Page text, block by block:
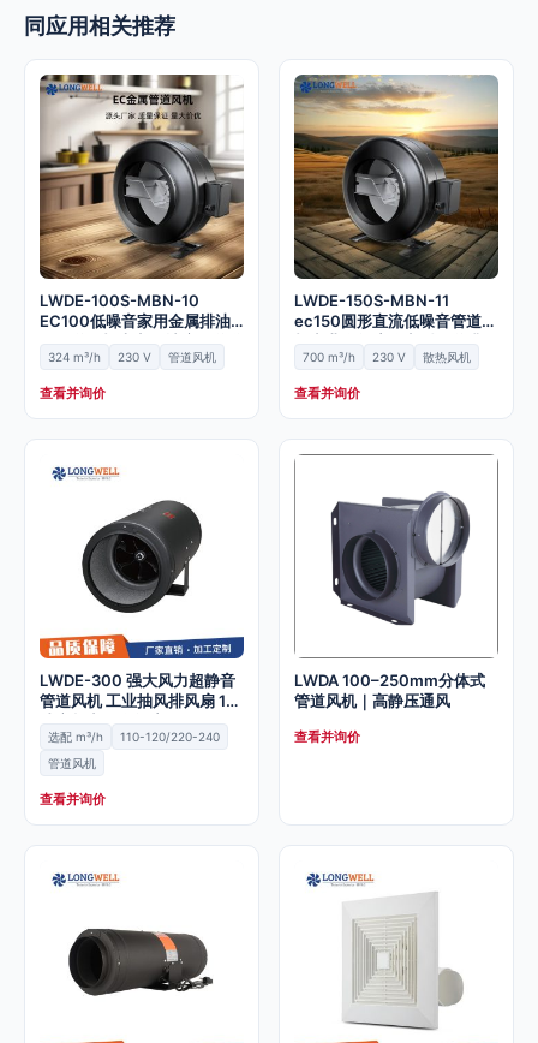
同应用相关推荐
LWDE-100S-MBN-10
EC100低噪音家用金属排油
烟管道风机大音量轴流管道送
风机
324 m³/h 230 V 管道风机
查看并询价
LWDE-150S-MBN-11
ec150圆形直流低噪音管道风
机商业换气扇静音型管道排风
机
700 m³/h 230 V 散热风机
查看并询价
LWDE-300 强大风力超静音
管道风机 工业抽风排风扇 12
寸变频商用换气扇
选配 m³/h
110-120/220-240
管道风机
查看并询价
LWDA 100–250mm分体式
管道风机｜高静压通风
查看并询价